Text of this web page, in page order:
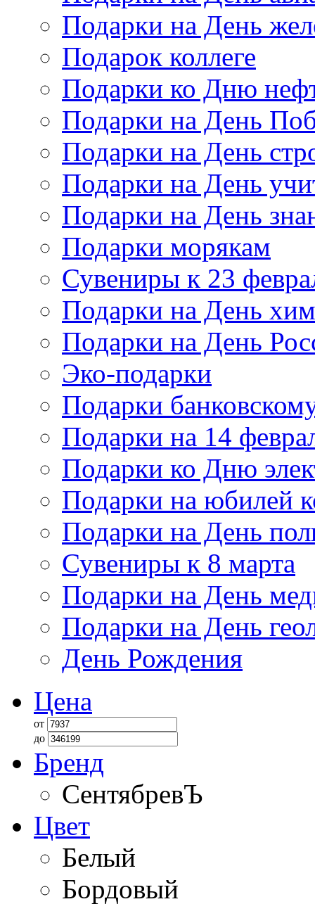
Подарки на День
Подарок коллеге
Подарки ко Дню
Подарки на День
Подарки на День
Подарки на День
Подарки на День
Подарки морякам
Сувениры к 23
Подарки на День
Подарки на День
Эко-подарки
Подарки
Подарки на 14
Подарки ко Дню
Подарки на юбилей
Подарки на День
Сувениры к 8 марта
Подарки на День
Подарки на День
День Рождения
Цена
от
до
Бренд
СентябревЪ
Цвет
Белый
Бордовый